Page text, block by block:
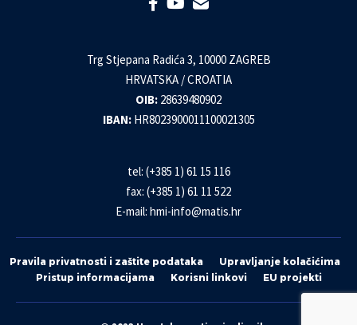
Trg Stjepana Radića 3, 10000 ZAGREB
HRVATSKA / CROATIA
OIB: 28639480902
IBAN: HR8023900011100021305
tel: (+385 1) 61 15 116
fax: (+385 1) 61 11 522
E-mail: hmi-info@matis.hr
Pravila privatnosti i zaštite podataka
Upravljanje kolačićima
Pristup informacijama
Korisni linkovi EU projekti